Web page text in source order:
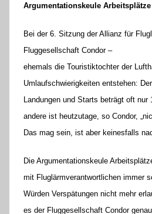
Argumentationskeule Arbeitsplätze
Bei der 6. Sitzung der Allianz für
Fluggesellschaft Condor –
ehemals die Touristiktochter der
Umlaufschwierigkeiten entstehen:
Landungen und Starts beträgt oft nur
andere ist heutzutage, so Condor,
Das mag sein, ist aber keinesfalls
Die Argumentationskeule
mit Fluglärmverantwortlichen immer
Würden Verspätungen nicht mehr
es der Fluggesellschaft Condor